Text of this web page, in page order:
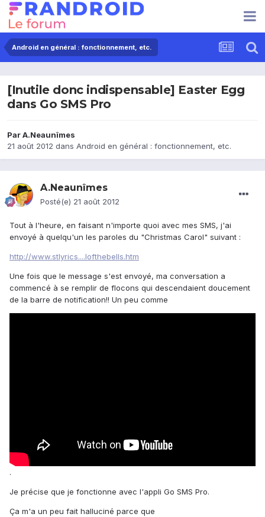
Android en général : fonctionnement, etc.
[Inutile donc indispensable] Easter Egg
dans Go SMS Pro
ParA.Neaunîmes
21 août 2012 dans Android en général : fonctionnement, etc.
A.Neaunîmes
Posté(e) 21 août 2012
Tout à l'heure, en faisant n'importe quoi avec mes SMS, j'ai
envoyé à quelqu'un les paroles du "Christmas Carol" suivant :
http://www.stlyrics....lofthebells.htm
Une fois que le message s'est envoyé, ma conversation a
commencé à se remplir de flocons qui descendaient doucement
de la barre de notification!! Un peu comme
.
Je précise que je fonctionne avec l'appli Go SMS Pro.
Ça m'a un peu fait halluciné parce que